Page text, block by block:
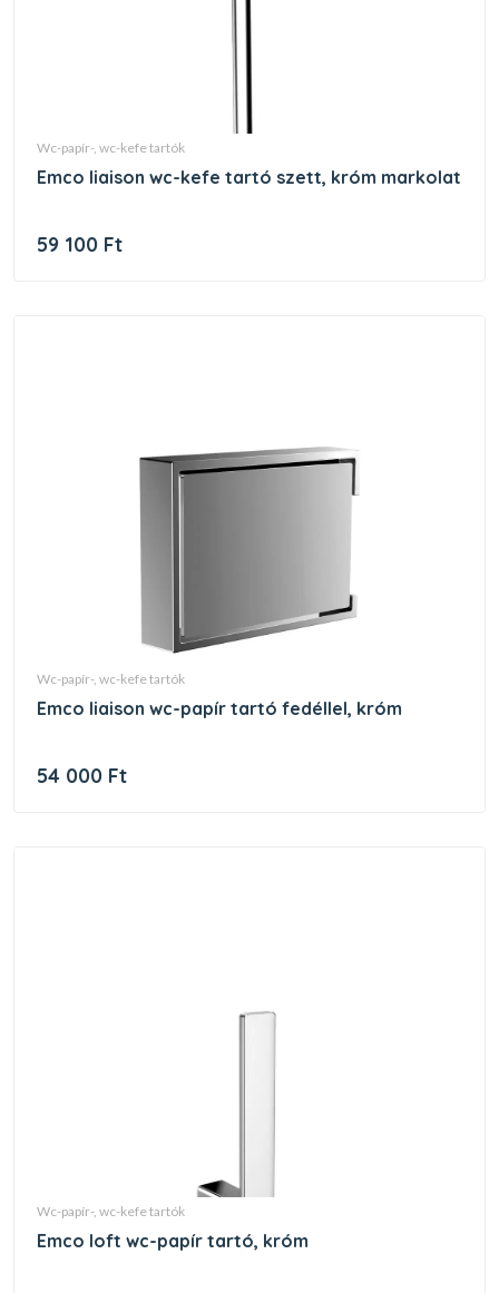
wc-papír-, wc-kefe tartók
emco liaison wc-kefe tartó szett, króm markolat
59 100 Ft
wc-papír-, wc-kefe tartók
emco liaison wc-papír tartó fedéllel, króm
54 000 Ft
wc-papír-, wc-kefe tartók
emco loft wc-papír tartó, króm